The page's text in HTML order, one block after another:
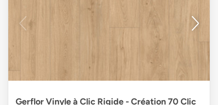
Gerflor Vinyle à Clic Rigide - Création 70 Clic